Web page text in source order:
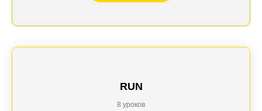
RUN
8 уроков